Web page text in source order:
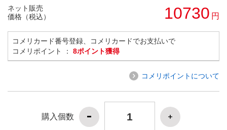
ネット販売
価格（税込）
10730 円
コメリカード番号登録、コメリカードでお支払いで
コメリポイント ： 8ポイント獲得
コメリポイントについて
購入個数